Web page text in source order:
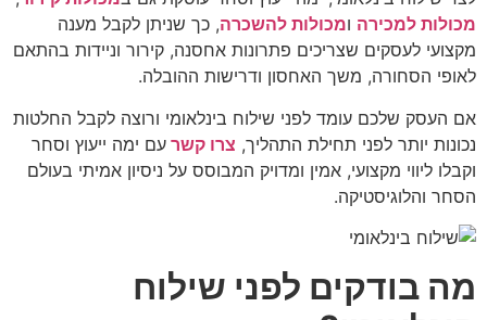
מכולות למכירה ומכולות להשכרה, כך שניתן לקבל מענה
מקצועי לעסקים שצריכים פתרונות אחסנה, קירור וניידות בהתאם
לאופי הסחורה, משך האחסון ודרישות ההובלה.
אם העסק שלכם עומד לפני שילוח בינלאומי ורוצה לקבל החלטות
נכונות יותר לפני תחילת התהליך, צרו קשר עם ימה ייעוץ וסחר
וקבלו ליווי מקצועי, אמין ומדויק המבוסס על ניסיון אמיתי בעולם
הסחר והלוגיסטיקה.
מה בודקים לפני שילוח